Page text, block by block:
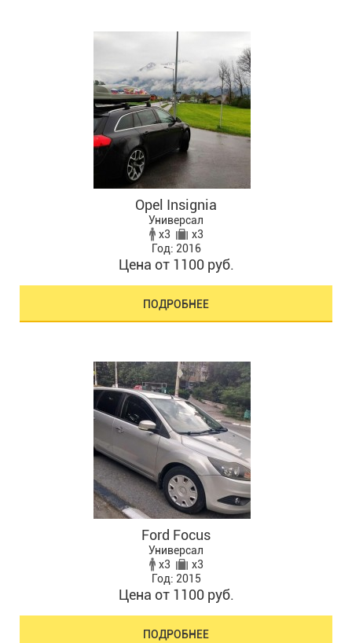
Opel Insignia
Универсал
x3
x3
Год: 2016
Цена от 1100 руб.
ПОДРОБНЕЕ
Ford Focus
Универсал
x3
x3
Год: 2015
Цена от 1100 руб.
ПОДРОБНЕЕ